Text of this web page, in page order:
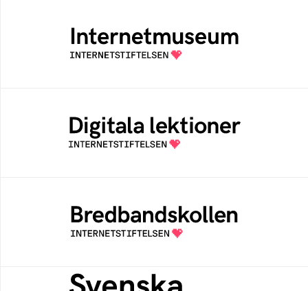
Ett digitalt museum som byggts, och kureras
av Internetstiftelsen
Öppen digital lärresurs med färdiga lektioner
för alla stadier i grundskolan
Bredbandskollen är ett oberoende
konsumentverktyg som drivs av
Internetstiftelsen
Svenska federationer